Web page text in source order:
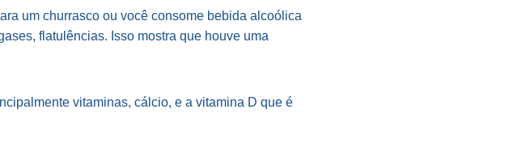
um churrasco ou você consome bebida alcoólica
flatulências. Isso mostra que houve uma
vitaminas, cálcio, e a vitamina D que é